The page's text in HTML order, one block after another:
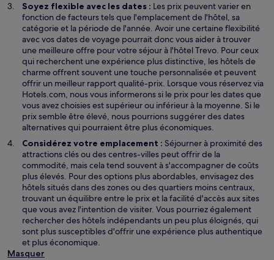
n
e
n
o
u
v
e
l
l
e
f
e
n
ê
t
r
e
v
r
e
d
a
n
s
u
n
e
n
o
u
v
e
l
l
e
f
e
n
Soyez flexible avec les dates : Les prix peuvent varier en
fonction de facteurs tels que l'emplacement de l'hôtel, sa
catégorie et la période de l'année. Avoir une certaine flexibilité
avec vos dates de voyage pourrait donc vous aider à trouver
une meilleure offre pour votre séjour à l'hôtel Trevo. Pour ceux
qui recherchent une expérience plus distinctive, les hôtels de
charme offrent souvent une touche personnalisée et peuvent
offrir un meilleur rapport qualité-prix. Lorsque vous réservez via
Hotels.com, nous vous informerons si le prix pour les dates que
vous avez choisies est supérieur ou inférieur à la moyenne. Si le
prix semble être élevé, nous pourrions suggérer des dates
alternatives qui pourraient être plus économiques.
Considérez votre emplacement : Séjourner à proximité des
attractions clés ou des centres-villes peut offrir de la
commodité, mais cela tend souvent à s'accompagner de coûts
plus élevés. Pour des options plus abordables, envisagez des
hôtels situés dans des zones ou des quartiers moins centraux,
trouvant un équilibre entre le prix et la facilité d'accès aux sites
que vous avez l'intention de visiter. Vous pourriez également
rechercher des hôtels indépendants un peu plus éloignés, qui
sont plus susceptibles d'offrir une expérience plus authentique
et plus économique.
Masquer